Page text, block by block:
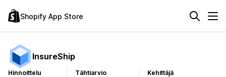
Shopify App Store
InsureShip
Hinnoittelu
Tähtiarvio
Kehittäjä